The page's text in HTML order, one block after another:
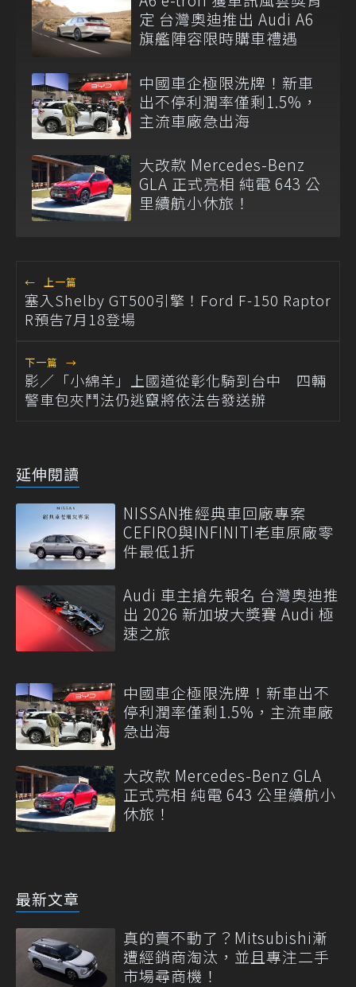
定 台灣奧迪推出 Audi A6
旗艦陣容限時購車禮遇
中國車企極限洗牌！新車
出不停利潤率僅剩1.5%，
主流車廠急出海
大改款 Mercedes-Benz
GLA 正式亮相 純電 643 公
里續航小休旅！
← 上一篇
塞入Shelby GT500引擎！Ford F-150 Raptor
R預告7月18登場
下一篇 →
影／「小綿羊」上國道從彰化騎到台中 四輛
警車包夾鬥法仍逃竄將依法告發送辦
延伸閱讀
NISSAN推經典車回廠專案
CEFIRO與INFINITI老車原廠零
件最低1折
Audi 車主搶先報名 台灣奧迪推
出 2026 新加坡大獎賽 Audi 極
速之旅
中國車企極限洗牌！新車出不
停利潤率僅剩1.5%，主流車廠
急出海
大改款 Mercedes-Benz GLA
正式亮相 純電 643 公里續航小
休旅！
最新文章
真的賣不動了？Mitsubishi漸
遭經銷商淘汰，並且專注二手
市場尋商機！